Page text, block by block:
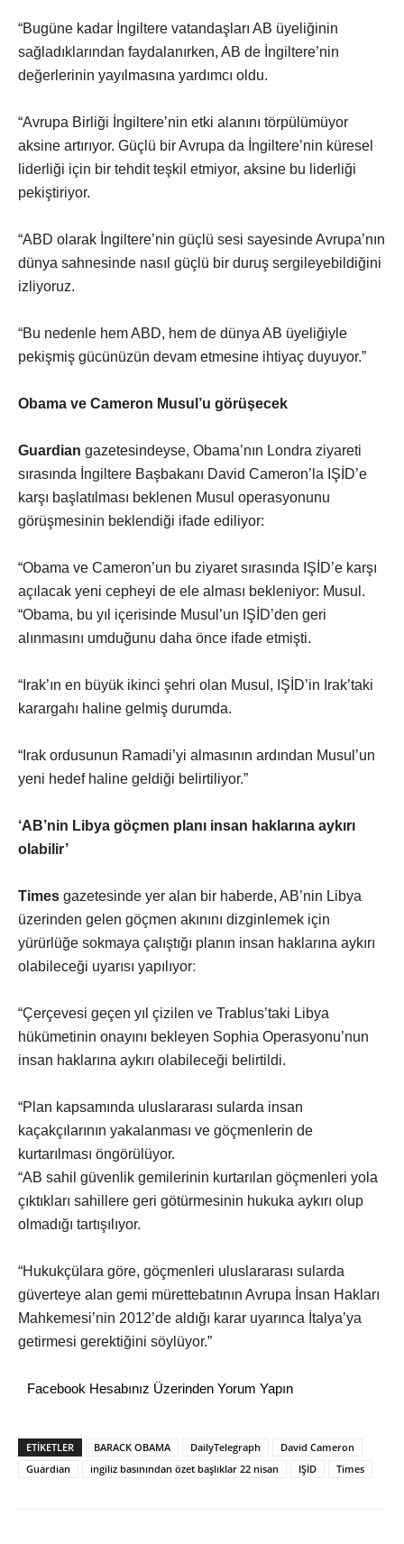
“Bugüne kadar İngiltere vatandaşları AB üyeliğinin
sağladıklarından faydalanırken, AB de İngiltere’nin
değerlerinin yayılmasına yardımcı oldu.
“Avrupa Birliği İngiltere’nin etki alanını törpülümüyor
aksine artırıyor. Güçlü bir Avrupa da İngiltere’nin küresel
liderliği için bir tehdit teşkil etmiyor, aksine bu liderliği
pekiştiriyor.
“ABD olarak İngiltere’nin güçlü sesi sayesinde Avrupa’nın
dünya sahnesinde nasıl güçlü bir duruş sergileyebildiğini
izliyoruz.
“Bu nedenle hem ABD, hem de dünya AB üyeliğiyle
pekişmiş gücünüzün devam etmesine ihtiyaç duyuyor.”
Obama ve Cameron Musul’u görüşecek
Guardian gazetesindeyse, Obama’nın Londra ziyareti
sırasında İngiltere Başbakanı David Cameron’la IŞİD’e
karşı başlatılması beklenen Musul operasyonunu
görüşmesinin beklendiği ifade ediliyor:
“Obama ve Cameron’un bu ziyaret sırasında IŞİD’e karşı
açılacak yeni cepheyi de ele alması bekleniyor: Musul.
“Obama, bu yıl içerisinde Musul’un IŞİD’den geri
alınmasını umduğunu daha önce ifade etmişti.
“Irak’ın en büyük ikinci şehri olan Musul, IŞİD’in Irak’taki
karargahı haline gelmiş durumda.
“Irak ordusunun Ramadi’yi almasının ardından Musul’un
yeni hedef haline geldiği belirtiliyor.”
‘AB’nin Libya göçmen planı insan haklarına aykırı
olabilir’
Times gazetesinde yer alan bir haberde, AB’nin Libya
üzerinden gelen göçmen akınını dizginlemek için
yürürlüğe sokmaya çalıştığı planın insan haklarına aykırı
olabileceği uyarısı yapılıyor:
“Çerçevesi geçen yıl çizilen ve Trablus’taki Libya
hükümetinin onayını bekleyen Sophia Operasyonu’nun
insan haklarına aykırı olabileceği belirtildi.
“Plan kapsamında uluslararası sularda insan
kaçakçılarının yakalanması ve göçmenlerin de
kurtarılması öngörülüyor.
“AB sahil güvenlik gemilerinin kurtarılan göçmenleri yola
çıktıkları sahillere geri götürmesinin hukuka aykırı olup
olmadığı tartışılıyor.
“Hukukçülara göre, göçmenleri uluslararası sularda
güverteye alan gemi mürettebatının Avrupa İnsan Hakları
Mahkemesi’nin 2012’de aldığı karar uyarınca İtalya’ya
getirmesi gerektiğini söylüyor.”
Facebook Hesabınız Üzerinden Yorum Yapın
ETİKETLER BARACK OBAMA DailyTelegraph
David Cameron
Guardian
ingiliz basınından özet başlıklar 22 nisan IŞİD Times